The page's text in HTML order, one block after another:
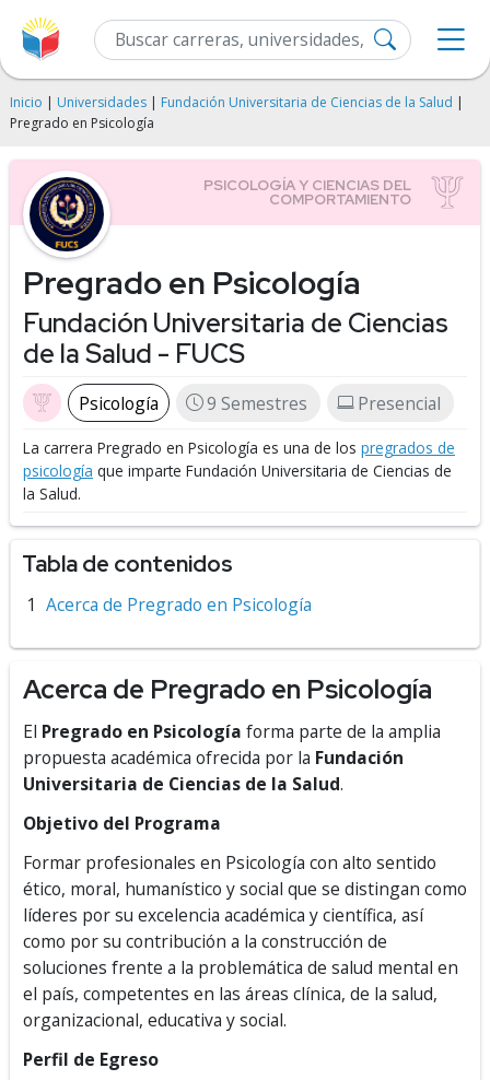
Inicio | Universidades | Fundación Universitaria de Ciencias de la Salud |
Pregrado en Psicología
Pregrado en Psicología
Fundación Universitaria de Ciencias
de la Salud - FUCS
Psicología 9 Semestres Presencial
La carrera Pregrado en Psicología es una de los pregrados de
psicología que imparte Fundación Universitaria de Ciencias de
la Salud.
Tabla de contenidos
Acerca de Pregrado en Psicología
Acerca de Pregrado en Psicología
El Pregrado en Psicología forma parte de la amplia
propuesta académica ofrecida por la Fundación
Universitaria de Ciencias de la Salud.
Objetivo del Programa
Formar profesionales en Psicología con alto sentido
ético, moral, humanístico y social que se distingan como
líderes por su excelencia académica y científica, así
como por su contribución a la construcción de
soluciones frente a la problemática de salud mental en
el país, competentes en las áreas clínica, de la salud,
organizacional, educativa y social.
Perfil de Egreso